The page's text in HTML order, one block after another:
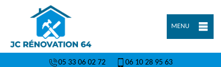
MENU
05 33 06 02 72 06 10 28 95 63